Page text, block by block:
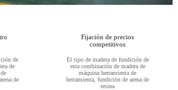
de
de
de
Fijación de precios
competitivos
El tipo de madera de fundición de
esta combinación de madera de
máquina herramienta de
herramienta, fundición de arena de
resina